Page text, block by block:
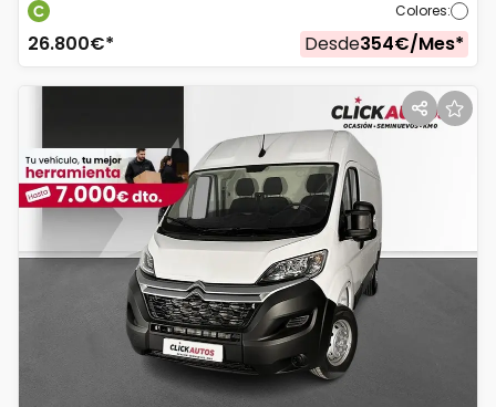
Colores:
26.800€* Desde354€/Mes*